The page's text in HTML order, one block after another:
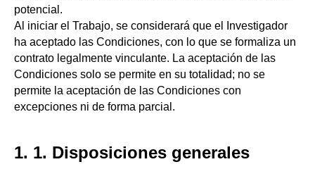
potencial.
Al iniciar el Trabajo, se considerará que el Investigador
ha aceptado las Condiciones, con lo que se formaliza un
contrato legalmente vinculante. La aceptación de las
Condiciones solo se permite en su totalidad; no se
permite la aceptación de las Condiciones con
excepciones ni de forma parcial.
1. 1. Disposiciones generales